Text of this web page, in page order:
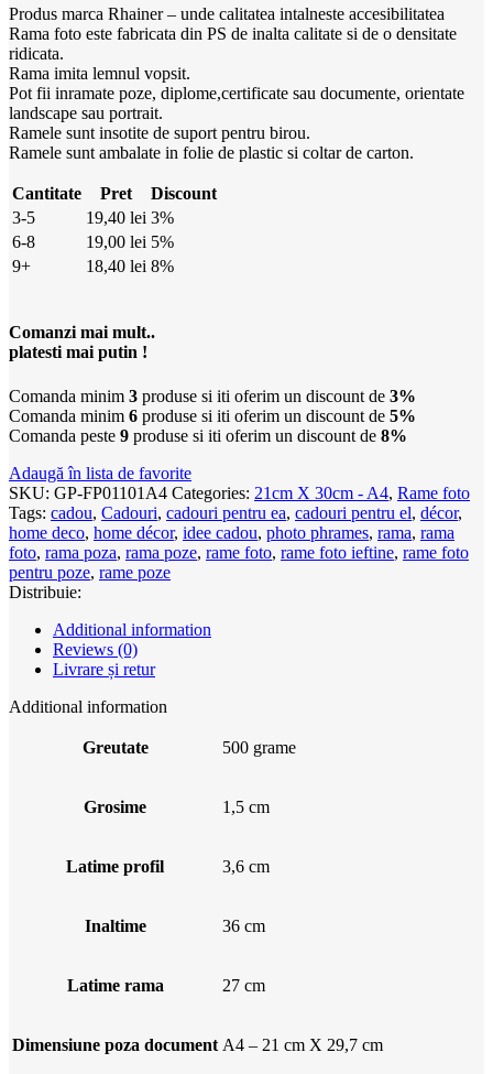
Produs marca Rhainer – unde calitatea intalneste accesibilitatea
Rama foto este fabricata din PS de inalta calitate si de o densitate
ridicata.
Rama imita lemnul vopsit.
Pot fii inramate poze, diplome,certificate sau documente, orientate
landscape sau portrait.
Ramele sunt insotite de suport pentru birou.
Ramele sunt ambalate in folie de plastic si coltar de carton.
Cantitate Pret
Discount
3-5
19,40 lei 3%
6-8
19,00 lei 5%
9+
18,40 lei 8%
Comanzi mai mult..
platesti mai putin !
Comanda minim 3 produse si iti oferim un discount de 3%
Comanda minim 6 produse si iti oferim un discount de 5%
Comanda peste 9 produse si iti oferim un discount de 8%
Adaugă în lista de favorite
SKU: GP-FP01101A4 Categories: 21cm X 30cm - A4, Rame foto
Tags: cadou, Cadouri, cadouri pentru ea, cadouri pentru el, décor,
home deco, home décor, idee cadou, photo phrames, rama, rama
foto, rama poza, rama poze, rame foto, rame foto ieftine, rame foto
pentru poze, rame poze
Distribuie:
Additional information
Reviews (0)
Livrare și retur
Additional information
Greutate 500 grame
Grosime 1,5 cm
Latime profil 3,6 cm
Inaltime 36 cm
Latime rama 27 cm
Dimensiune poza document A4 – 21 cm X 29,7 cm